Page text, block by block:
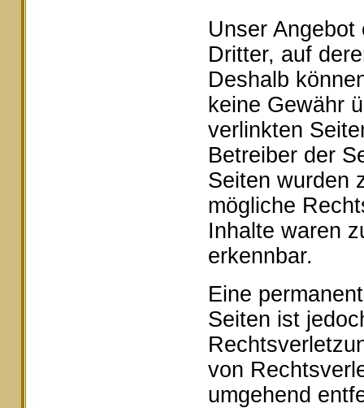
Unser
Dritter, auf
Deshalb
keine Gewähr
verlinkten
Betreiber der
Seiten wurden
mögliche
Inhalte waren
erkennbar.
Eine
Seiten ist
von
umgehend